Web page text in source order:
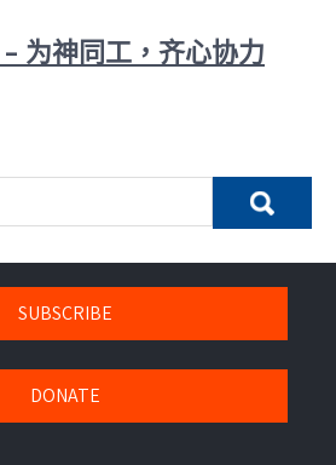
为神同工，齐心协力
SUBSCRIBE
DONATE